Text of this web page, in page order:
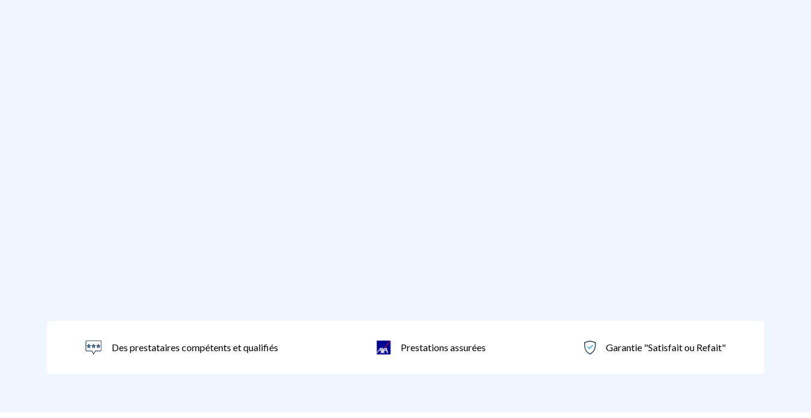
Des prestataires compétents et qualifiés Prestations assurées Garantie "Satisfait ou Refait"